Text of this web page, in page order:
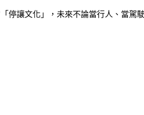
停讓文化」，未來不論當行人、當駕